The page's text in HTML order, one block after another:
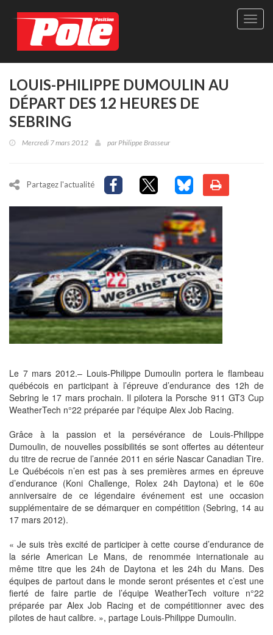
Site
LOUIS-PHILIPPE DUMOULIN AU
DÉPART DES 12 HEURES DE
SEBRING
Mercredi 7 mars 2012 parPhilippe Brasseur
Partagez l'actualité
Le 7 mars 2012.– Louis-Philippe Dumoulin portera le flambeau
québécois en participant à l’épreuve d’endurance des 12h de
Sebring le 17 mars prochain. Il pilotera la Porsche 911 GT3 Cup
WeatherTech n°22 préparée par l'équipe Alex Job Racing.
Grâce à la passion et la persévérance de Louis-Philippe
Dumoulin, de nouvelles possibilités se sont offertes au détenteur
du titre de recrue de l’année 2011 en série Nascar Canadian Tire.
Le Québécois n’en est pas à ses premières armes en épreuve
d’endurance (Koni Challenge, Rolex 24h Daytona) et le 60e
anniversaire de ce légendaire événement est une occasion
supplémentaire de se démarquer en compétition (Sebring, 14 au
17 mars 2012).
« Je suis très excité de participer à cette course d’endurance de
la série American Le Mans, de renommée internationale au
même titre que les 24h de Daytona et les 24h du Mans. Des
équipes de partout dans le monde seront présentes et c’est une
fierté de faire partie de l’équipe WeatherTech voiture n°22
préparée par Alex Job Racing et de compétitionner avec des
pilotes de haut calibre. », partage Louis-Philippe Dumoulin.